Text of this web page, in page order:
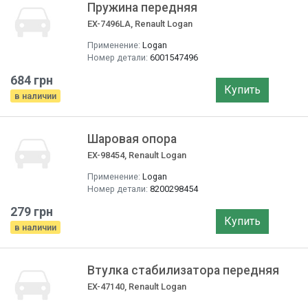
Пружина передняя
EX-7496LA, Renault Logan
Применение: Logan
Номер детали: 6001547496
684 грн
в наличии Купить
Шаровая опора
EX-98454, Renault Logan
Применение: Logan
Номер детали: 8200298454
279 грн
в наличии Купить
Втулка стабилизатора передняя
EX-47140, Renault Logan